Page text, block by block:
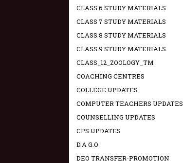
CLASS 6 STUDY MATERIALS
CLASS 7 STUDY MATERIALS
CLASS 8 STUDY MATERIALS
CLASS 9 STUDY MATERIALS
CLASS_12_ZOOLOGY_TM
COACHING CENTRES
COLLEGE UPDATES
COMPUTER TEACHERS UPDATES
COUNSELLING UPDATES
CPS UPDATES
D.A G.O
DEO TRANSFER-PROMOTION